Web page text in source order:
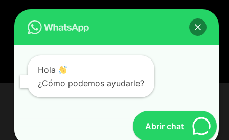
Muebles para laboratorios en Bogotá, Medellín, Cali,
Barranquilla y Bucaramanga- Colombia – Producto 100%
Colombiano
© Todos los derechos reservados
Desarrollado por Alianzared.com
Hola
¿Cómo podemos ayudarle?
Abrir chat